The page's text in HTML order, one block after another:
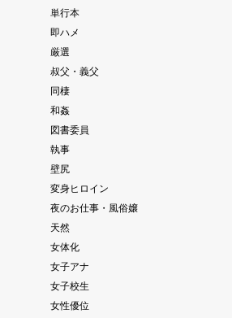
単行本
即ハメ
厳選
叔父・義父
同棲
和姦
図書委員
執事
壁尻
変身ヒロイン
夜のお仕事・風俗嬢
天然
女体化
女子アナ
女子校生
女性優位